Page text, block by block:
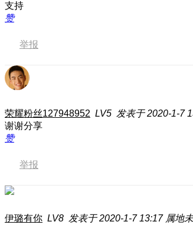
支持
赞
举报
荣耀粉丝127948952 LV5 发表于 2020-1-7
谢谢分享
赞
举报
伊璐有你 LV8 发表于 2020-1-7 13:17 属地